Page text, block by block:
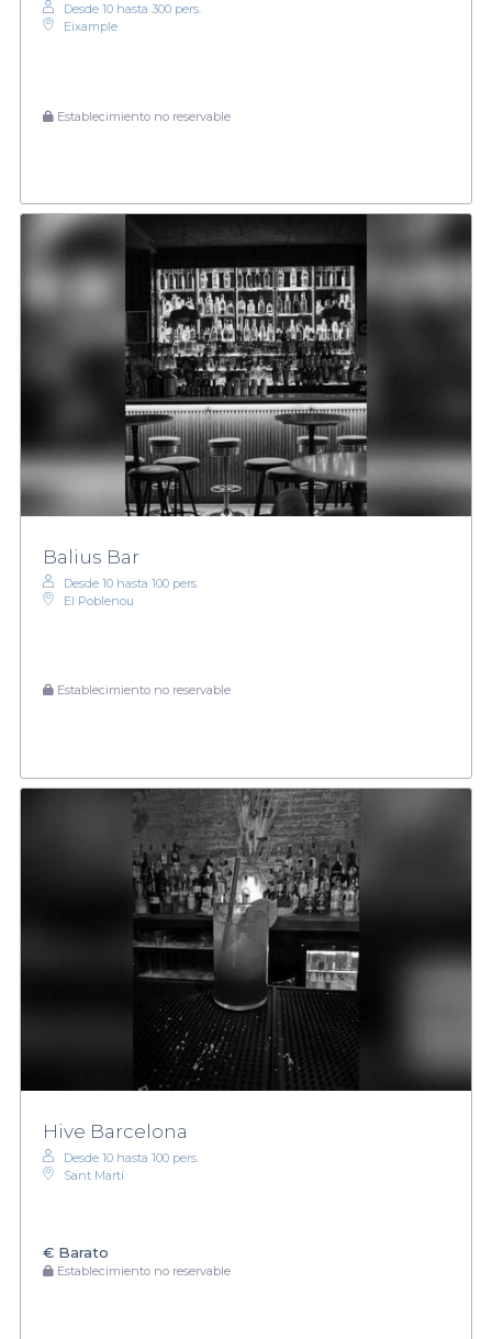
Desde 10 hasta 300 pers.
Eixample
Establecimiento no reservable
Balius Bar
Desde 10 hasta 100 pers.
El Poblenou
Establecimiento no reservable
Hive Barcelona
Desde 10 hasta 100 pers.
Sant Martí
€ Barato
Establecimiento no reservable